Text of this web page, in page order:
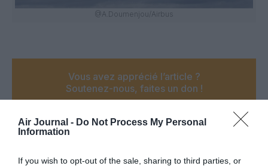
Air Journal - Do Not Process My Personal
Information
If you wish to opt-out of the sale, sharing to third parties, or
@A.Doumenjou/Airbus
Vous avez apprécié l’article ?
Soutenez-nous, faites un don !
NOUS SOUTENIR